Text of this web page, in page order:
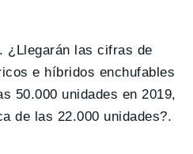
¿Llegarán las cifras de
e híbridos enchufables
50.000 unidades en 2019,
de las 22.000 unidades?.